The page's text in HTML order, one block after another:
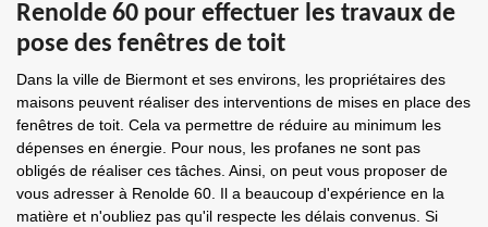
Renolde 60 pour effectuer les travaux de
pose des fenêtres de toit
Dans la ville de Biermont et ses environs, les propriétaires des
maisons peuvent réaliser des interventions de mises en place des
fenêtres de toit. Cela va permettre de réduire au minimum les
dépenses en énergie. Pour nous, les profanes ne sont pas
obligés de réaliser ces tâches. Ainsi, on peut vous proposer de
vous adresser à Renolde 60. Il a beaucoup d'expérience en la
matière et n'oubliez pas qu'il respecte les délais convenus. Si